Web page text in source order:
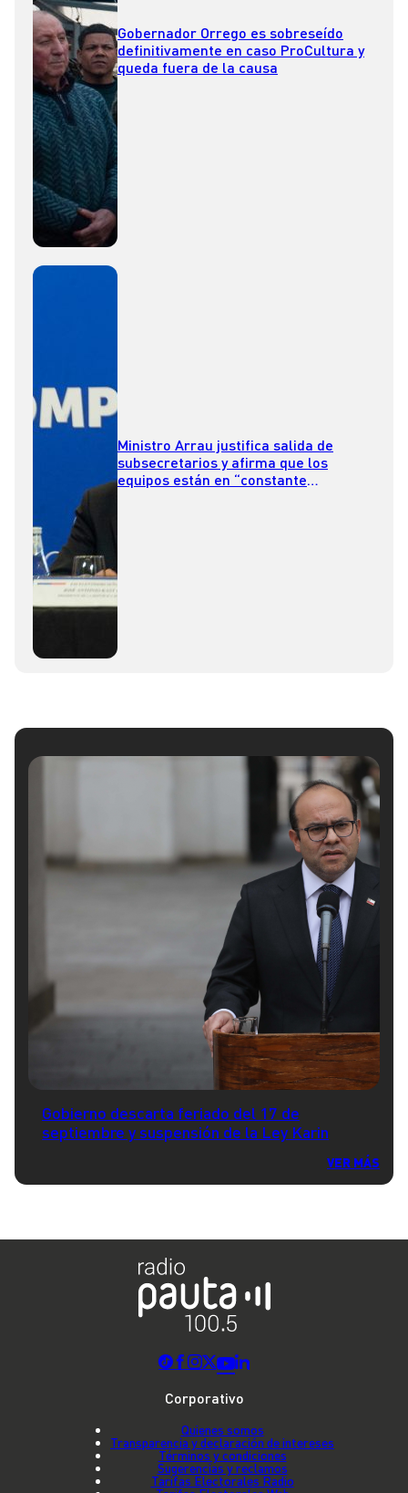
Gobernador Orrego es sobreseído
definitivamente en caso ProCultura y
queda fuera de la causa
Ministro Arrau justifica salida de
subsecretarios y afirma que los
equipos están en “constante
Gobierno descarta feriado del 17 de
septiembre y suspensión de la Ley Karin
VER MÁS
Corporativo
Quienes somos
Transparencia y declaración de intereses
Términos y condiciones
Sugerencias y reclamos
Tarifas Electorales Radio